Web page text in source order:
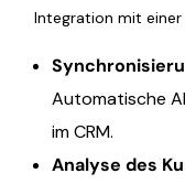
Integration mit
Automatische
im CRM.
Analyse des